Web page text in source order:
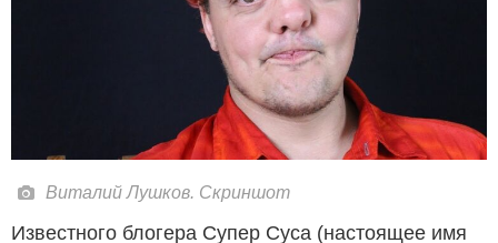
Виталий Лушков. Скриншот
Известного блогера Супер Суса (настоящее имя